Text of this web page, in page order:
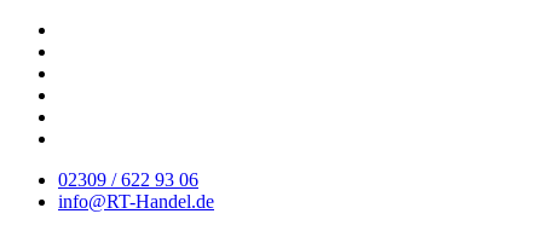
02309 / 622 93 06
info@RT-Handel.de